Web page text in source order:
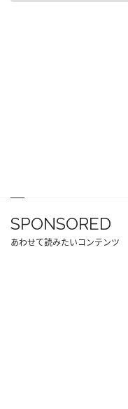
SPONSORED
あわせて読みたいコンテンツ